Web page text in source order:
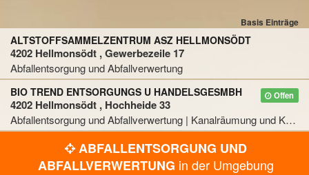
Basis Einträge
ALTSTOFFSAMMELZENTRUM ASZ HELLMONSÖDT
4202 Hellmonsödt , Gewerbezeile 17
Abfallentsorgung und Abfallverwertung
Offen
BIO TREND ENTSORGUNGS U HANDELSGESMBH
4202 Hellmonsödt , Hochheide 33
Abfallentsorgung und Abfallverwertung | Kanalräumung und Kanalreinigung | Recycling
ABFALLENTSORGUNG UND
ABFALLVERWERTUNG in der Umgebung